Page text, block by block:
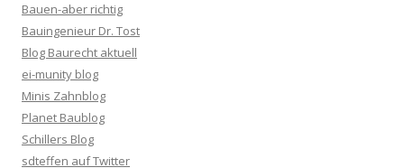
Bauen-aber richtig
Bauingenieur Dr. Tost
Blog Baurecht aktuell
ei-munity blog
Minis Zahnblog
Planet Baublog
Schillers Blog
sdteffen auf Twitter